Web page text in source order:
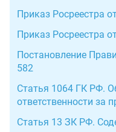
Приказ Росреестра
Приказ Росреестра
Постановление
582
Статья 1064 ГК РФ.
ответственности за
Статья 13 ЗК РФ.